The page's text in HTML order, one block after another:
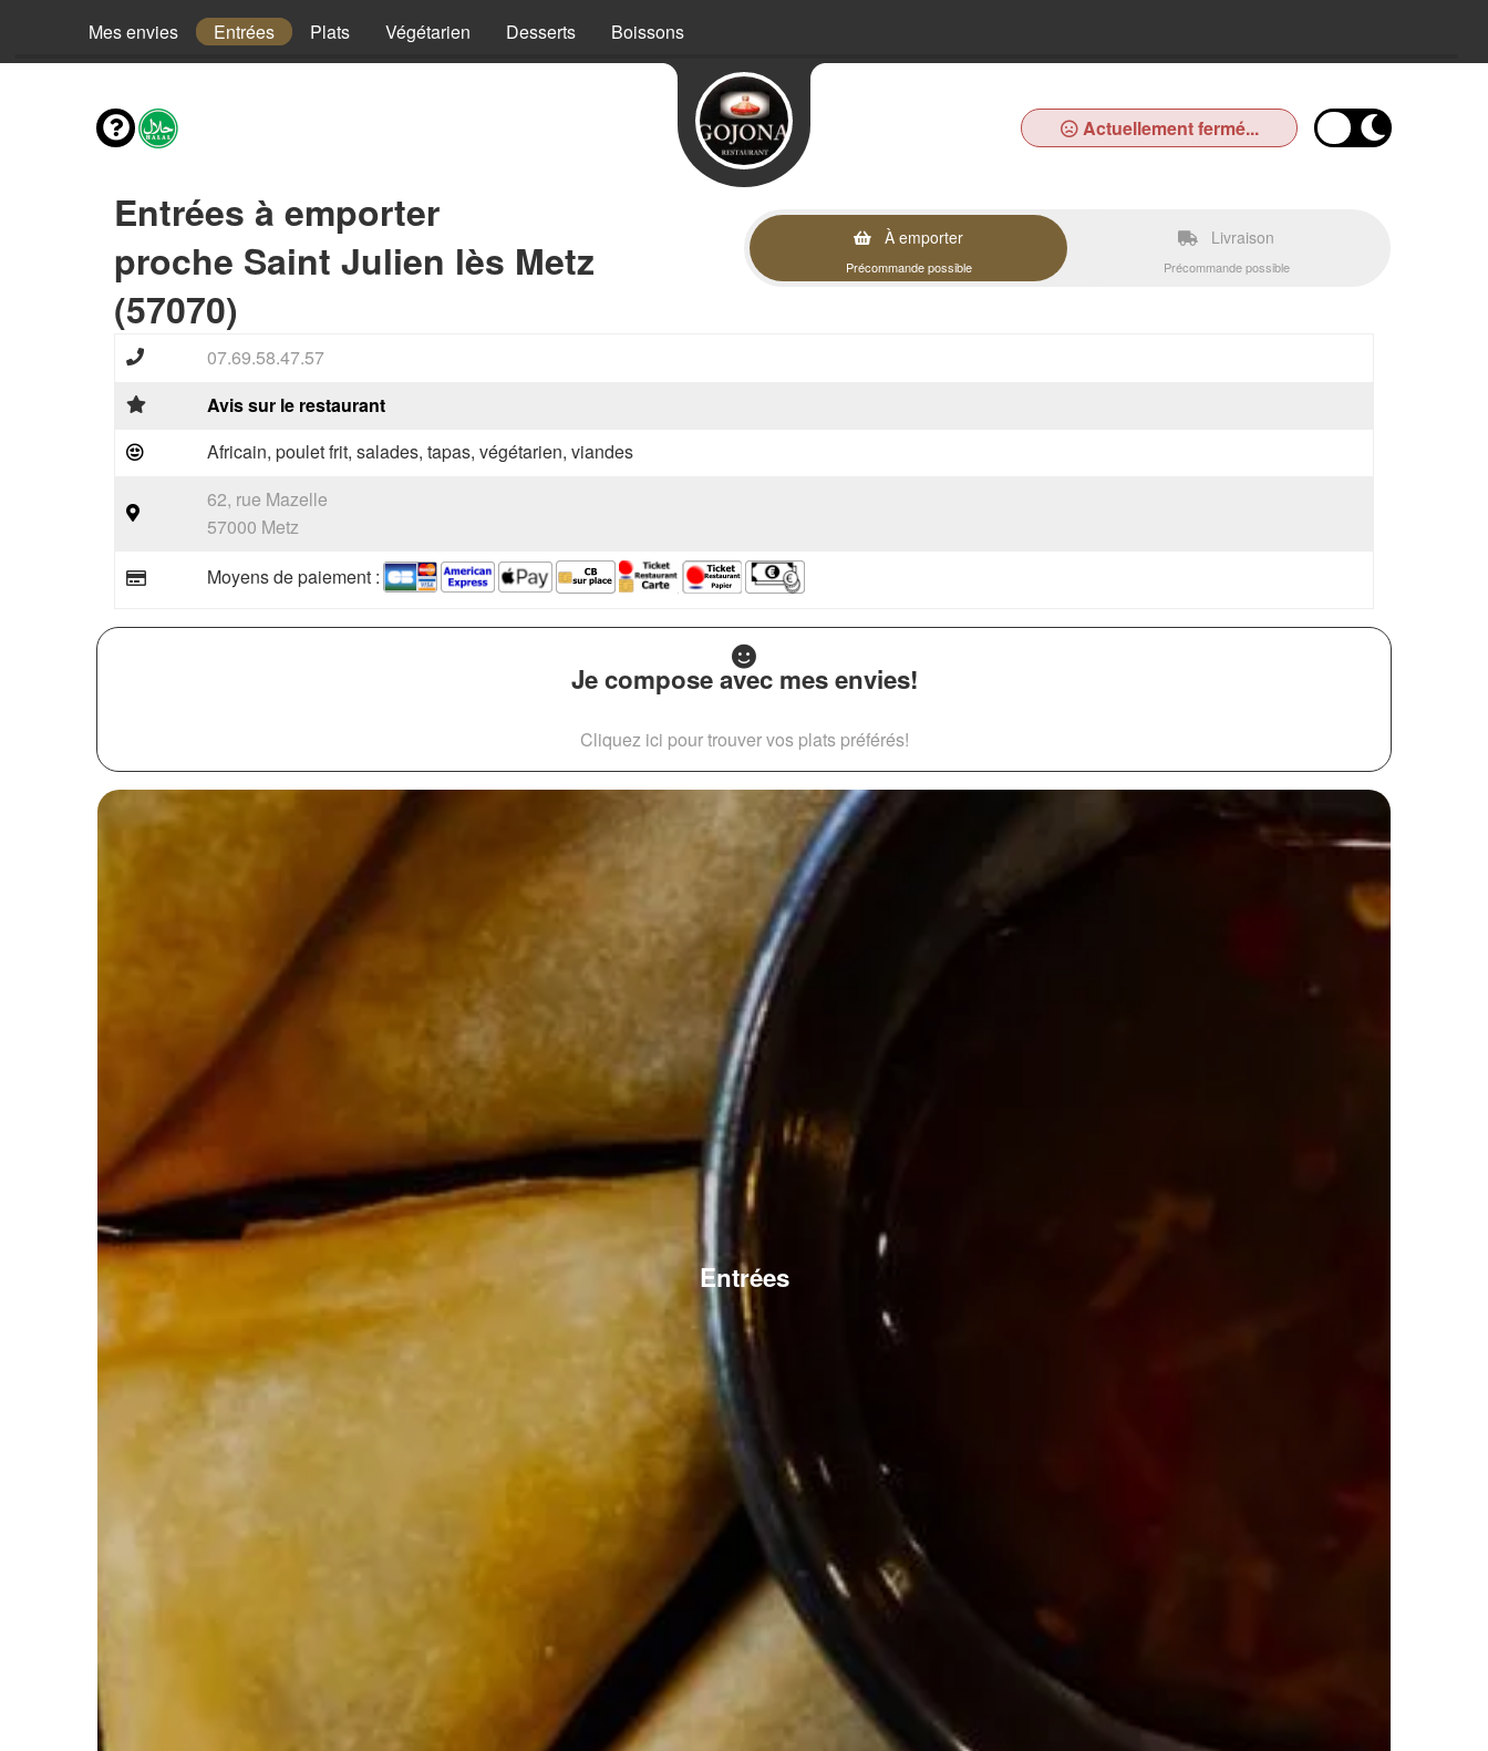
Mes envies Entrées Plats Végétarien Desserts Boissons
Actuellement fermé...
Entrées à emporter
proche Saint Julien lès Metz
(57070)
À emporter
Précommande possible
Livraison
Précommande possible
07.69.58.47.57
Avis sur le restaurant
Africain, poulet frit, salades, tapas, végétarien, viandes
62, rue Mazelle
57000 Metz
Moyens de paiement :
Je compose avec mes envies!
Cliquez ici pour trouver vos plats préférés!
Entrées